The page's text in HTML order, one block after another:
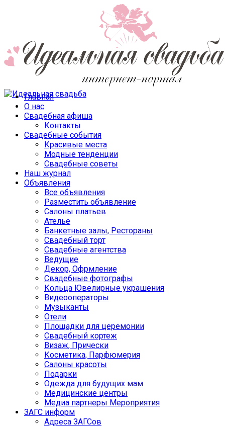
Главная
О нас
Свадебная афиша
Контакты
Свадебные события
Красивые места
Модные тенденции
Свадебные советы
Наш журнал
Объявления
Все объявления
Разместить объявление
Салоны платьев
Ателье
Банкетные залы, Рестораны
Свадебный торт
Свадебные агентства
Ведущие
Декор, Офрмление
Свадебные фотографы
Кольца Ювелирные украшения
Видеооператоры
Музыканты
Отели
Площадки для церемонии
Свадебный кортеж
Визаж, Прически
Косметика, Парфюмерия
Салоны красоты
Подарки
Одежда для будущих мам
Медицинские центры
Медиа партнеры Мероприятия
ЗАГС информ
Адреса ЗАГСов